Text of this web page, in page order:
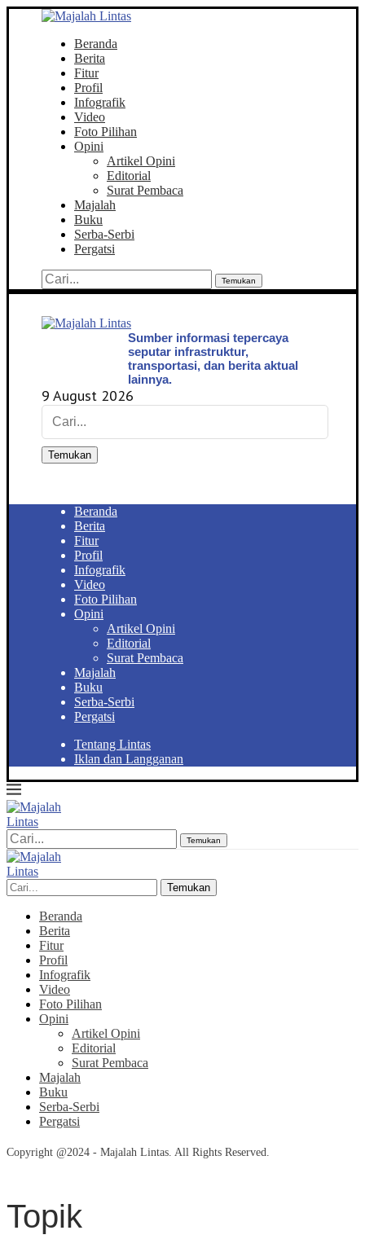
Beranda
Berita
Fitur
Profil
Infografik
Video
Foto Pilihan
Opini
Artikel Opini
Editorial
Surat Pembaca
Majalah
Buku
Serba-Serbi
Pergatsi
Temukan
Sumber informasi tepercaya
seputar infrastruktur,
transportasi, dan berita aktual
lainnya.
9 August 2026
Temukan
Beranda
Berita
Fitur
Profil
Infografik
Video
Foto Pilihan
Opini
Artikel Opini
Editorial
Surat Pembaca
Majalah
Buku
Serba-Serbi
Pergatsi
Tentang Lintas
Iklan dan Langganan
Temukan
Temukan
Beranda
Berita
Fitur
Profil
Infografik
Video
Foto Pilihan
Opini
Artikel Opini
Editorial
Surat Pembaca
Majalah
Buku
Serba-Serbi
Pergatsi
Copyright @2024 - Majalah Lintas. All Rights Reserved.
Topik